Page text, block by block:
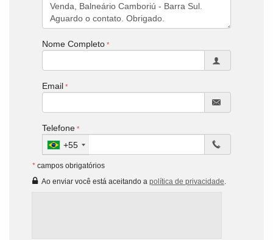
Nome Completo
Email
Telefone
+55
* campos obrigatórios
Ao enviar você está aceitando a política de privacidade.